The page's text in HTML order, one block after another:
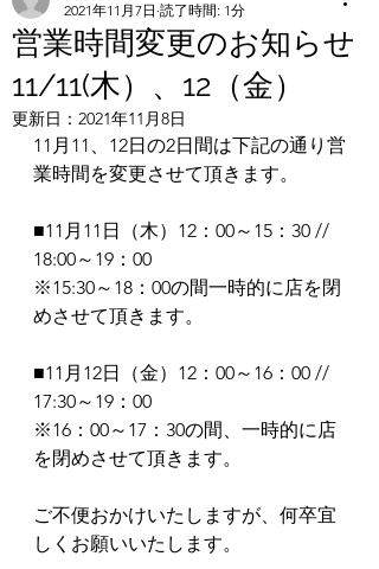
営業時間変更のお知らせ
11/11(木）、12（金）
2021年11月7日 読了時間: 1分
更新日： 2021年11月8日
11月11、12日の2日間は下記の通り営
業時間を変更させて頂きます。
■11月11日（木）12：00～15：30 //
18:00～19：00
※15:30～18：00の間一時的に店を閉
めさせて頂きます。
■11月12日（金）12：00～16：00 //
17:30～19：00
※16：00～17：30の間、一時的に店
を閉めさせて頂きます。
ご不便おかけいたしますが、何卒宜
しくお願いいたします。